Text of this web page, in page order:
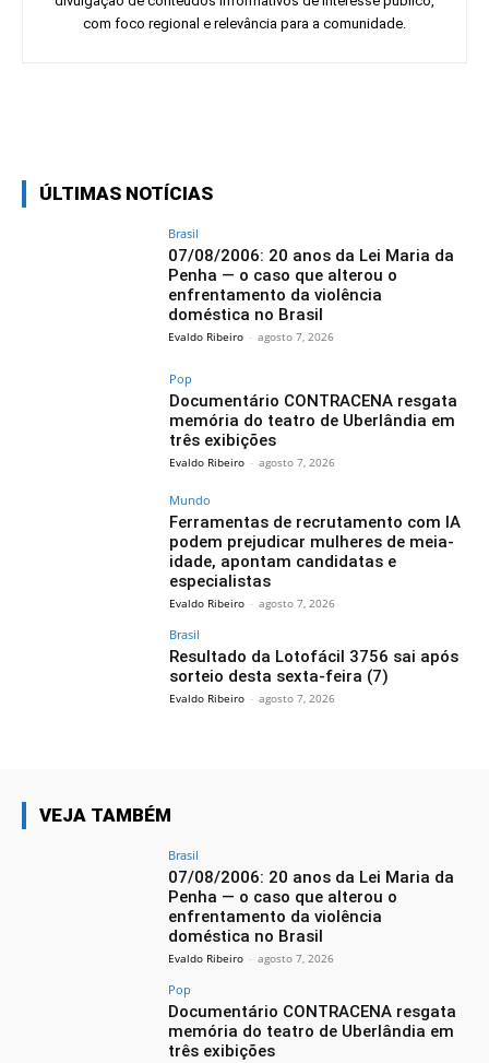
com foco regional e relevância para a comunidade.
ÚLTIMAS NOTÍCIAS
Brasil
07/08/2006: 20 anos da Lei Maria da
Penha — o caso que alterou o
enfrentamento da violência
doméstica no Brasil
Evaldo Ribeiro - agosto 7, 2026
Pop
Documentário CONTRACENA resgata
memória do teatro de Uberlândia em
três exibições
Evaldo Ribeiro - agosto 7, 2026
Mundo
Ferramentas de recrutamento com IA
podem prejudicar mulheres de meia-
idade, apontam candidatas e
especialistas
Evaldo Ribeiro - agosto 7, 2026
Brasil
Resultado da Lotofácil 3756 sai após
sorteio desta sexta-feira (7)
Evaldo Ribeiro - agosto 7, 2026
VEJA TAMBÉM
Brasil
07/08/2006: 20 anos da Lei Maria da
Penha — o caso que alterou o
enfrentamento da violência
doméstica no Brasil
Evaldo Ribeiro - agosto 7, 2026
Pop
Documentário CONTRACENA resgata
memória do teatro de Uberlândia em
três exibições